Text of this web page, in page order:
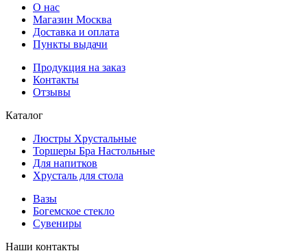
О нас
Магазин Москва
Доставка и оплата
Пункты выдачи
Продукция на заказ
Контакты
Отзывы
Каталог
Люстры Хрустальные
Торшеры Бра Настольные
Для напитков
Хрусталь для стола
Вазы
Богемское стекло
Сувениры
Наши контакты